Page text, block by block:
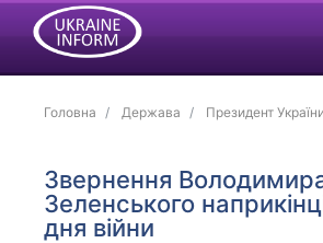
Головна Держава Президент
Звернення
Зеленського
дня війни